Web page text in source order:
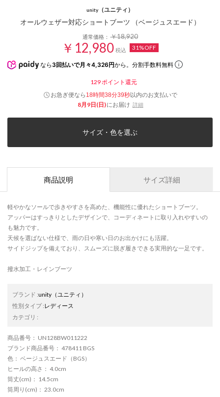
unity （ユニティ）
オールウェザー対応ショートブーツ （ベージュスエード）
通常価格：￥18,920
￥12,980 税込 31%OFF
なら 3回払いで月々4,326円から。分割手数料無料
129 ポイント還元
お急ぎ便なら 18時間38分39秒以内のお支払いで
8月9日(日)にお届け 詳細
サイズ・色を選ぶ
商品説明 サイズ詳細
軽やかなソールで歩きやすさを高めた、機能性に優れたショートブーツ。
アッパーはすっきりとしたデザインで、コーディネートに取り入れやすいの
も魅力です。
天候を選ばない仕様で、雨の日や寒い日のお出かけにも活躍。
サイドジップを備えており、スムーズに脱ぎ履きできる実用的な一足です。
撥水加工・レインブーツ
ブランド :unity （ユニティ）
性別タイプ:レディース
カテゴリ :
商品番号 ： UN128BW011222
ブランド商品番号 ： 478411 BGS
色 ： ベージュスエード（BGS）
ヒールの高さ ： 4.0cm
筒丈(cm) ： 14.5cm
筒周り(cm) ： 23.0cm